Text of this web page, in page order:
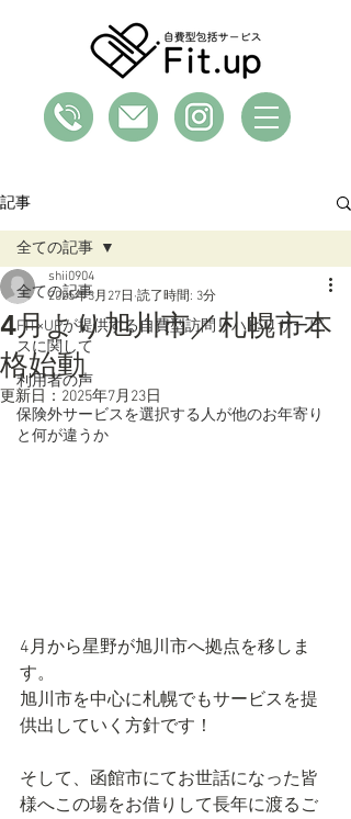
記事
全ての記事
FIT×UPが提供する自費型訪問リハビリサービ
スに関して
利用者の声
保険外サービスを選択する人が他のお年寄り
と何が違うか
全ての記事
4月より旭川市／札幌市本
格始動
shii0904
2025年3月27日 読了時間: 3分
更新日： 2025年7月23日
4月から星野が旭川市へ拠点を移しま
す。
旭川市を中心に札幌でもサービスを提
供出していく方針です！
そして、函館市にてお世話になった皆
様へこの場をお借りして長年に渡るご